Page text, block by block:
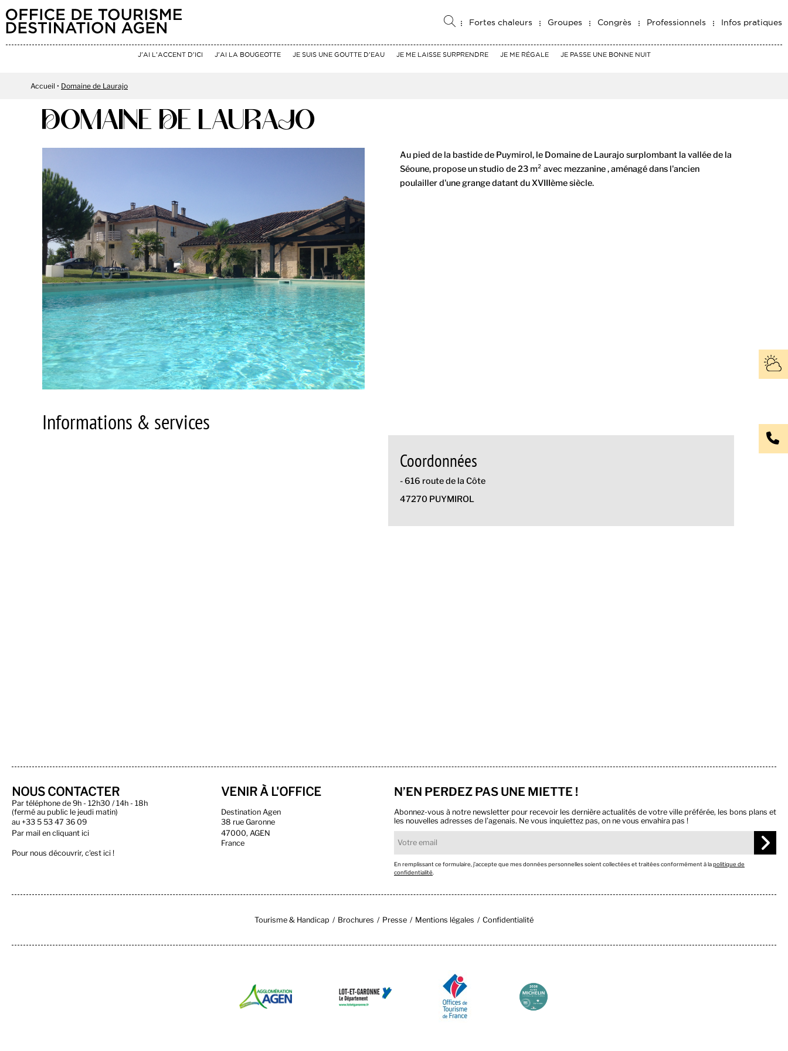
Fortes chaleurs Groupes Congrès Professionnels Infos pratiques
J'AI L'ACCENT D'ICI J'AI LA BOUGEOTTE JE SUIS UNE GOUTTE D'EAU JE ME LAISSE SURPRENDRE JE ME RÉGALE JE PASSE UNE BONNE NUIT
Accueil Domaine de Laurajo
DOMAINE DE LAURAJO
Au pied de la bastide de Puymirol, le Domaine de Laurajo surplombant la vallée de la
Séoune, propose un studio de 23 m² avec mezzanine , aménagé dans l'ancien
poulailler d'une grange datant du XVIIIème siècle.
Informations & services
Coordonnées
- 616 route de la Côte
47270 PUYMIROL
NOUS CONTACTER
Par téléphone de 9h - 12h30 / 14h - 18h
(fermé au public le jeudi matin)
au +33 5 53 47 36 09
Par mail en cliquant ici
Pour nous découvrir, c'est ici !
VENIR À L'OFFICE
Destination Agen
38 rue Garonne
47000, AGEN
France
N’EN PERDEZ PAS UNE MIETTE !
Abonnez-vous à notre newsletter pour recevoir les dernière actualités de votre ville préférée, les bons plans et
les nouvelles adresses de l’agenais. Ne vous inquiettez pas, on ne vous envahira pas !
En remplissant ce formulaire, j’accepte que mes données personnelles soient collectées et traitées conformément à lapolitique de
confidentialité
Tourisme & Handicap Brochures Presse Mentions légales Confidentialité